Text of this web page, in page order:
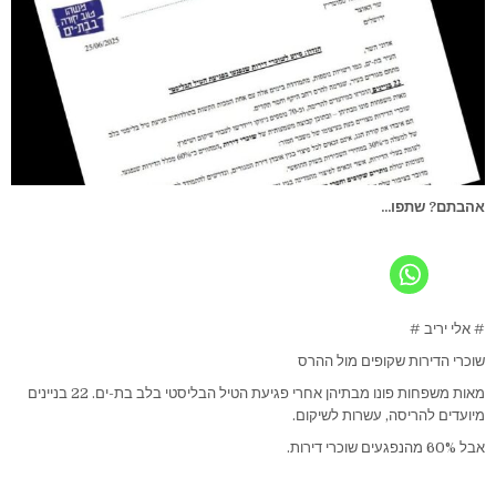
אהבתם? שתפו...
# אלי יריב #
שוכרי הדירות שקופים מול ההרס
מאות משפחות פונו מבתיהן אחרי פגיעת הטיל הבליסטי בלב בת-ים. 22 בניינים
מיועדים להריסה, עשרות לשיקום.
אבל 60% מהנפגעים שוכרי דירות.